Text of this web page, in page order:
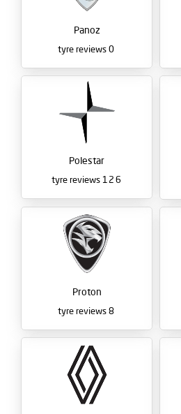
Panoz
0
tyre reviews
Polestar
126
Proton
8
tyre reviews